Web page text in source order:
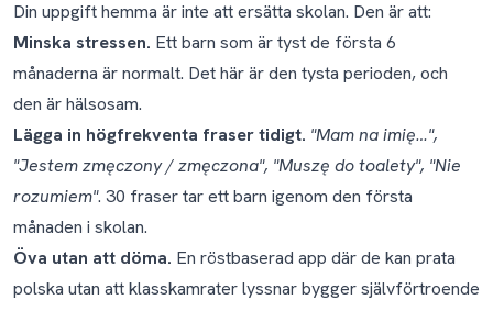
Din uppgift hemma är inte att ersätta skolan. Den är att:
Minska stressen. Ett barn som är tyst de första 6
månaderna är normalt. Det här ärden tysta perioden, och
den är hälsosam.
Lägga in högfrekventa fraser tidigt. "Mam na imię…",
"Jestem zmęczony / zmęczona", "Muszę do toalety", "Nie
rozumiem". 30 fraser tar ett barn igenom den första
månaden i skolan.
Öva utan att döma. En röstbaserad app där de kan prata
polska utan att klasskamrater lyssnar bygger självförtroende